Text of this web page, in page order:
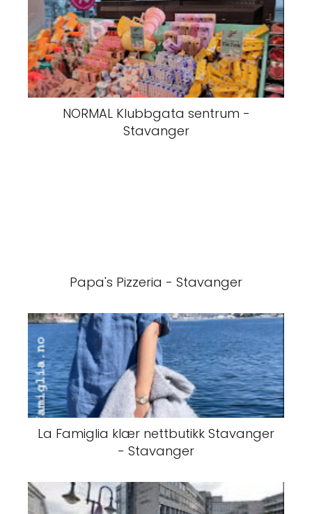
NORMAL Klubbgata sentrum -
Stavanger
Papa's Pizzeria - Stavanger
La Famiglia klær nettbutikk Stavanger
- Stavanger